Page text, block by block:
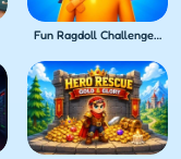
Fun Ragdoll Challenge! Mini Games Collection!